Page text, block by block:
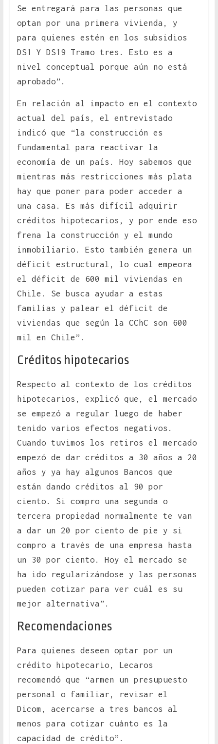
Se entregará para las personas que
optan por una primera vivienda, y
para quienes estén en los subsidios
DS1 Y DS19 Tramo tres. Esto es a
nivel conceptual porque aún no está
aprobado”.
En relación al impacto en el contexto
actual del país, el entrevistado
indicó que “la construcción es
fundamental para reactivar la
economía de un país. Hoy sabemos que
mientras más restricciones más plata
hay que poner para poder acceder a
una casa. Es más difícil adquirir
créditos hipotecarios, y por ende eso
frena la construcción y el mundo
inmobiliario. Esto también genera un
déficit estructural, lo cual empeora
el déficit de 600 mil viviendas en
Chile. Se busca ayudar a estas
familias y palear el déficit de
viviendas que según la CChC son 600
mil en Chile”.
Créditos hipotecarios
Respecto al contexto de los créditos
hipotecarios, explicó que, el mercado
se empezó a regular luego de haber
tenido varios efectos negativos.
Cuando tuvimos los retiros el mercado
empezó de dar créditos a 30 años a 20
años y ya hay algunos Bancos que
están dando créditos al 90 por
ciento. Si compro una segunda o
tercera propiedad normalmente te van
a dar un 20 por ciento de pie y si
compro a través de una empresa hasta
un 30 por ciento. Hoy el mercado se
ha ido regularizándose y las personas
pueden cotizar para ver cuál es su
mejor alternativa”.
Recomendaciones
Para quienes deseen optar por un
crédito hipotecario, Lecaros
recomendó que “armen un presupuesto
personal o familiar, revisar el
Dicom, acercarse a tres bancos al
menos para cotizar cuánto es la
capacidad de crédito”.